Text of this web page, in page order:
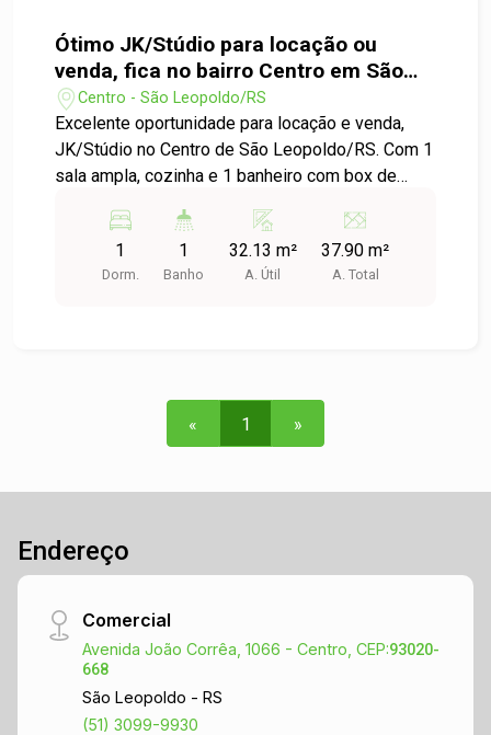
une conforto e localização privilegiada. Agende
uma visita e venha conhecer seu novo lar! Para
mais informações, entre em contato conosco!
Ótimo JK/Stúdio para locação ou
venda, fica no bairro Centro em São
Leopoldo!
Centro - São Leopoldo/RS
Excelente oportunidade para locação e venda,
JK/Stúdio no Centro de São Leopoldo/RS. Com 1
sala ampla, cozinha e 1 banheiro com box de
portaria. Fica localizado no coração do bairro
Centro, próximo a diversos comércios, escolas,
restaurantes, rodoviária e Ginásio Municipal,
contato conosco e agende uma visita para
1
Dorm.
1
Banho
32.13 m²
A. Útil
37.90 m²
A. Total
« 1 »
Endereço
Comercial
Avenida João Corrêa, 1066 - Centro, CEP:93020-
668
São Leopoldo - RS
(51) 3099-9930